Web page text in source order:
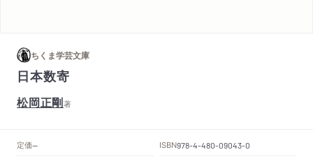
ちくま学芸文庫
日本数寄
松岡正剛著
定価-- ISBN978-4-480-09043-0